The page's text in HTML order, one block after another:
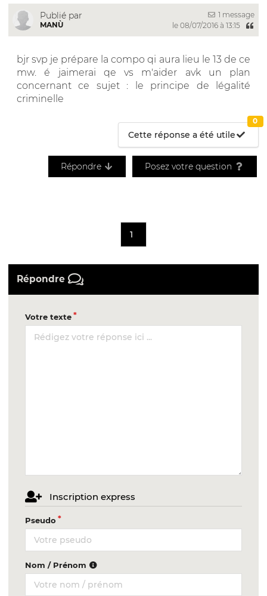
Publié par
MANÙ
1 message
le 08/07/2016 à 13:15
bjr svp je prépare la compo qi aura lieu le 13 de ce
mw. é jaimerai qe vs m'aider avk un plan
concernant ce sujet : le principe de légalité
criminelle
Cette réponse a été utile
0
Répondre Posez votre question
1
Répondre
Votre texte
Inscription express
Pseudo
Nom / Prénom